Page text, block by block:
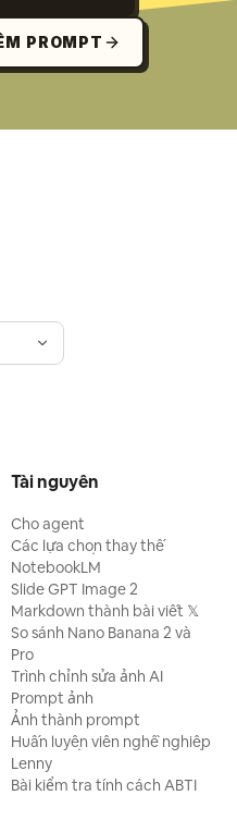
PROMPT
Tài nguyên
Cho agent
Các lựa chọn thay thế
NotebookLM
Slide GPT Image 2
Markdown thành bài viết 𝕏
So sánh Nano Banana 2 và
Pro
Trình chỉnh sửa ảnh AI
Prompt ảnh
Ảnh thành prompt
Huấn luyện viên nghề nghiệp
Lenny
Bài kiểm tra tính cách ABTI